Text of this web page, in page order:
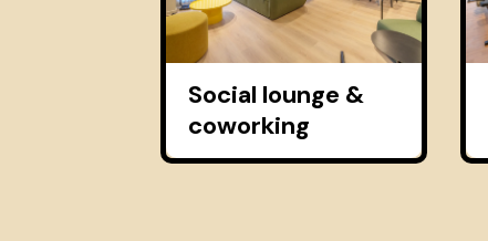
Social lounge &
coworking